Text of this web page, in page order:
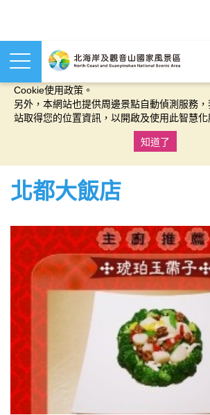
本網站使用cookies等相關技術以持續優化網
Cookie使用政策。
另外，本網站也提供周邊景點自動偵測服務
站取得您的位置資訊，以開啟及使用此智慧化
知道了
北都大飯店